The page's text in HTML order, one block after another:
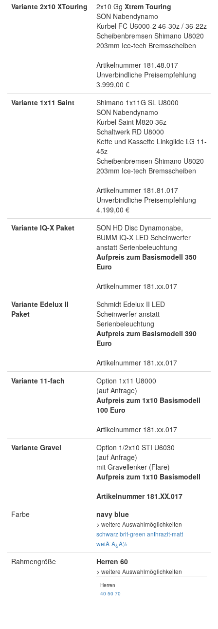
Variante 2x10 XTouring
2x10 Gg Xtrem Touring
SON Nabendynamo
Kurbel FC U6000-2 46-30z / 36-22z
Scheibenbremsen Shimano U8020
203mm Ice-tech Bremsscheiben
Artikelnummer 181.48.017
Unverbindliche Preisempfehlung
3.999,00 €
Variante 1x11 Saint
Shimano 1x11G SL U8000
SON Nabendynamo
Kurbel Saint M820 36z
Schaltwerk RD U8000
Kette und Kassette Linkglide LG 11-
45z
Scheibenbremsen Shimano U8020
203mm Ice-tech Bremsscheiben
Artikelnummer 181.81.017
Unverbindliche Preisempfehlung
4.199,00 €
Variante IQ-X Paket
SON HD Disc Dynamonabe,
BUMM IQ-X LED Scheinwerfer
anstatt Serienbeleuchtung
Aufpreis zum Basismodell 350
Euro
Artikelnummer 181.xx.017
Variante Edelux II
Paket
Schmidt Edelux II LED
Scheinwerfer anstatt
Serienbeleuchtung
Aufpreis zum Basismodell 390
Euro
Artikelnummer 181.xx.017
Variante 11-fach
Option 1x11 U8000
(auf Anfrage)
Aufpreis zum 1x10 Basismodell
100 Euro
Artikelnummer 181.xx.017
Variante Gravel
Option 1/2x10 STI U6030
(auf Anfrage)
mit Gravellenker (Flare)
Aufpreis zum 1x10 Basismodell
Artikelnummer 181.XX.017
Farbe
navy blue
> weitere Auswahlmöglichkeiten
schwarzbrit-green anthrazit-matt
weiÃ¯Â¿Â½
Rahmengröße Herren 60
> weitere Auswahlmöglichkeiten
Herren
40 50 70